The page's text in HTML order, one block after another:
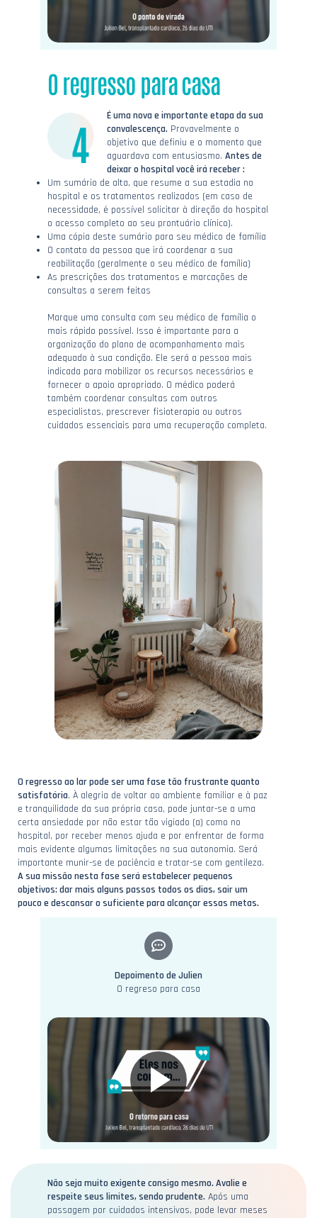
O regresso para casa
É uma nova e importante etapa da sua
convalescença. Provavelmente o
objetivo que definiu e o momento que
aguardava com entusiasmo.Antes de
deixar o hospital você irá receber :
Um sumário de alta, que resume a sua estadia no
hospital e os tratamentos realizados (em caso de
necessidade, é possível solicitar à direção do hospital
o acesso completo ao seu prontuário clínico).
Uma cópia deste sumário para seu médico de família
O contato da pessoa que irá coordenar a sua
reabilitação (geralmente o seu médico de família)
As prescrições dos tratamentos e marcações de
consultas a serem feitas
Marque uma consulta com seu médico de família o
mais rápido possível. Isso é importante para a
organização do plano de acompanhamento mais
adequado à sua condição. Ele será a pessoa mais
indicada para mobilizar os recursos necessários e
fornecer o apoio apropriado. O médico poderá
também coordenar consultas com outros
especialistas, prescrever fisioterapia ou outros
cuidados essenciais para uma recuperação completa.
O regresso ao lar pode ser uma fase tão frustrante quanto
satisfatória. À alegria de voltar ao ambiente familiar e à paz
e tranquilidade da sua própria casa, pode juntar-se a uma
certa ansiedade por não estar tão vigiado (a) como no
hospital, por receber menos ajuda e por enfrentar de forma
mais evidente algumas limitações na sua autonomia. Será
importante munir-se de paciência e tratar-se com gentileza.
A sua missão nesta fase será estabelecer pequenos
objetivos: dar mais alguns passos todos os dias, sair um
pouco e descansar o suficiente para alcançar essas metas.
Depoimento de Julien
O regreso para casa
Não seja muito exigente consigo mesmo. Avalie e
respeite seus limites, sendo prudente. Após uma
passagem por cuidados intensivos, pode levar meses